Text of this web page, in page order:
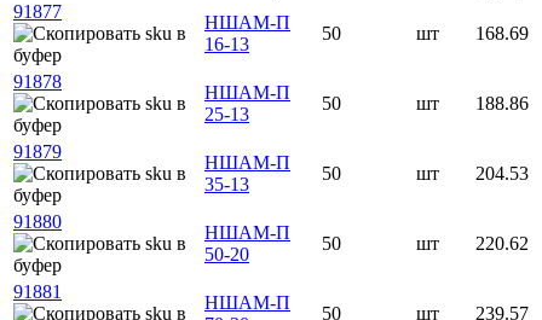
91877
НШАМ-П
16-13
50 шт 168.69
91878
НШАМ-П
25-13
50 шт 188.86
91879
НШАМ-П
35-13
50 шт 204.53
91880
НШАМ-П
50-20
50 шт 220.62
91881
НШАМ-П
50 шт 239.57